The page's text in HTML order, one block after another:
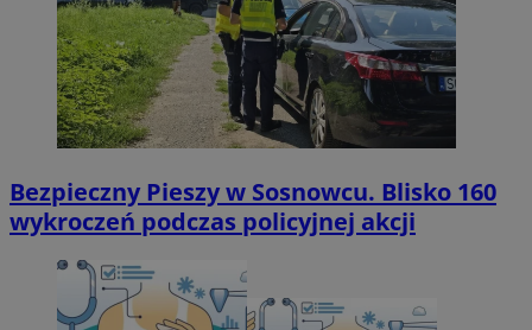
Bezpieczny Pieszy w Sosnowcu. Blisko 160
wykroczeń podczas policyjnej akcji